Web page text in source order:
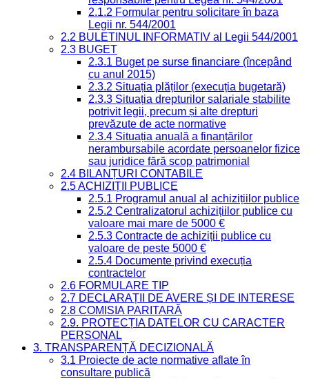
2.1.2 Formular pentru solicitare în baza
Legii nr. 544/2001
2.2 BULETINUL INFORMATIV al Legii 544/2001
2.3 BUGET
2.3.1 Buget pe surse financiare (începând
cu anul 2015)
2.3.2 Situația plăților (execuția bugetară)
2.3.3 Situația drepturilor salariale stabilite
potrivit legii, precum și alte drepturi
prevăzute de acte normative
2.3.4 Situația anuală a finanțărilor
nerambursabile acordate persoanelor fizice
sau juridice fără scop patrimonial
2.4 BILANȚURI CONTABILE
2.5 ACHIZIȚII PUBLICE
2.5.1 Programul anual al achizițiilor publice
2.5.2 Centralizatorul achizițiilor publice cu
valoare mai mare de 5000 €
2.5.3 Contracte de achiziții publice cu
valoare de peste 5000 €
2.5.4 Documente privind execuția
contractelor
2.6 FORMULARE TIP
2.7 DECLARAȚII DE AVERE ȘI DE INTERESE
2.8 COMISIA PARITARĂ
2.9. PROTECȚIA DATELOR CU CARACTER
PERSONAL
3. TRANSPARENȚĂ DECIZIONALĂ
3.1 Proiecte de acte normative aflate în
consultare publică